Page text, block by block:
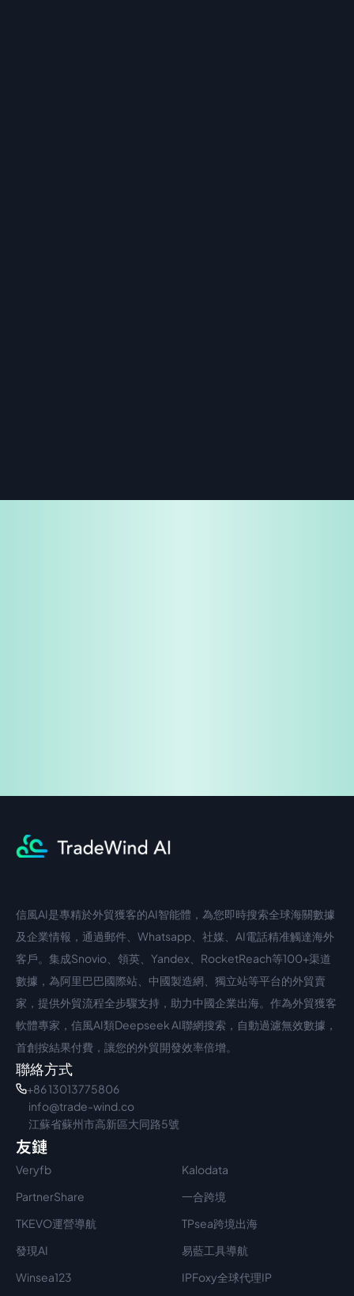
中文入口
信風AI是專精於外貿獲客的AI智能體，為您即時搜索全球海關數據
及企業情報，通過郵件、Whatsapp、社媒、AI電話精准觸達海外
客戶。集成Snovio、領英、Yandex、RocketReach等100+渠道
數據，為阿里巴巴國際站、中國製造網、獨立站等平台的外貿賣
家，提供外貿流程全步驟支持，助力中國企業出海。作為外貿獲客
軟體專家，信風AI類Deepseek AI聯網搜索，自動過濾無效數據，
首創按結果付費，讓您的外貿開發效率倍增。
聯絡方式
+86 13013775806
info@trade-wind.co
江蘇省蘇州市高新區大同路5號
友鏈
Veryfb
Kalodata
PartnerShare
一合跨境
TKEVO運營導航
TPsea跨境出海
發現AI
易藍工具導航
Winsea123
IPFoxy全球代理IP